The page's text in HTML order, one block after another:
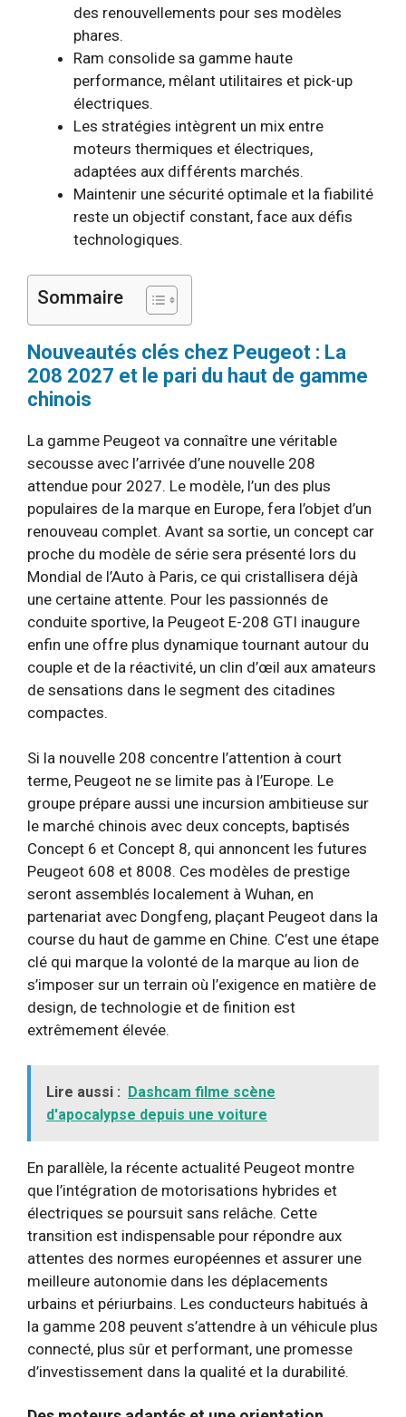
des renouvellements pour ses modèles
phares.
Ram consolide sa gamme haute
performance, mêlant utilitaires et pick-up
électriques.
Les stratégies intègrent un mix entre
moteurs thermiques et électriques,
adaptées aux différents marchés.
Maintenir une sécurité optimale et la fiabilité
reste un objectif constant, face aux défis
technologiques.
Sommaire
Nouveautés clés chez Peugeot : La
208 2027 et le pari du haut de gamme
chinois
La gamme Peugeot va connaître une véritable
secousse avec l’arrivée d’une nouvelle 208
attendue pour 2027. Le modèle, l’un des plus
populaires de la marque en Europe, fera l’objet d’un
renouveau complet. Avant sa sortie, un concept car
proche du modèle de série sera présenté lors du
Mondial de l’Auto à Paris, ce qui cristallisera déjà
une certaine attente. Pour les passionnés de
conduite sportive, la Peugeot E-208 GTI inaugure
enfin une offre plus dynamique tournant autour du
couple et de la réactivité, un clin d’œil aux amateurs
de sensations dans le segment des citadines
compactes.
Si la nouvelle 208 concentre l’attention à court
terme, Peugeot ne se limite pas à l’Europe. Le
groupe prépare aussi une incursion ambitieuse sur
le marché chinois avec deux concepts, baptisés
Concept 6 et Concept 8, qui annoncent les futures
Peugeot 608 et 8008. Ces modèles de prestige
seront assemblés localement à Wuhan, en
partenariat avec Dongfeng, plaçant Peugeot dans la
course du haut de gamme en Chine. C’est une étape
clé qui marque la volonté de la marque au lion de
s’imposer sur un terrain où l’exigence en matière de
design, de technologie et de finition est
extrêmement élevée.
Lire aussi : Dashcam filme scène
d'apocalypse depuis une voiture
En parallèle, la récente actualité Peugeot montre
que l’intégration de motorisations hybrides et
électriques se poursuit sans relâche. Cette
transition est indispensable pour répondre aux
attentes des normes européennes et assurer une
meilleure autonomie dans les déplacements
urbains et périurbains. Les conducteurs habitués à
la gamme 208 peuvent s’attendre à un véhicule plus
connecté, plus sûr et performant, une promesse
d’investissement dans la qualité et la durabilité.